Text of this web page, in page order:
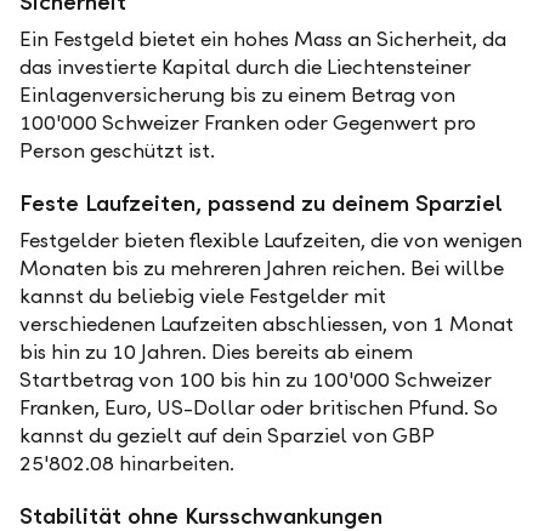
Ein Festgeld bietet ein hohes Mass an Sicherheit, da
das investierte Kapital durch die Liechtensteiner
Einlagenversicherung bis zu einem Betrag von
100'000 Schweizer Franken oder Gegenwert pro
Person geschützt ist.
Feste Laufzeiten, passend zu deinem Sparziel
Festgelder bieten flexible Laufzeiten, die von wenigen
Monaten bis zu mehreren Jahren reichen. Bei willbe
kannst du beliebig viele Festgelder mit
verschiedenen Laufzeiten abschliessen, von 1 Monat
bis hin zu 10 Jahren. Dies bereits ab einem
Startbetrag von 100 bis hin zu 100'000 Schweizer
Franken, Euro, US-Dollar oder britischen Pfund. So
kannst du gezielt auf dein Sparziel von GBP
25'802.08 hinarbeiten.
Stabilität ohne Kursschwankungen